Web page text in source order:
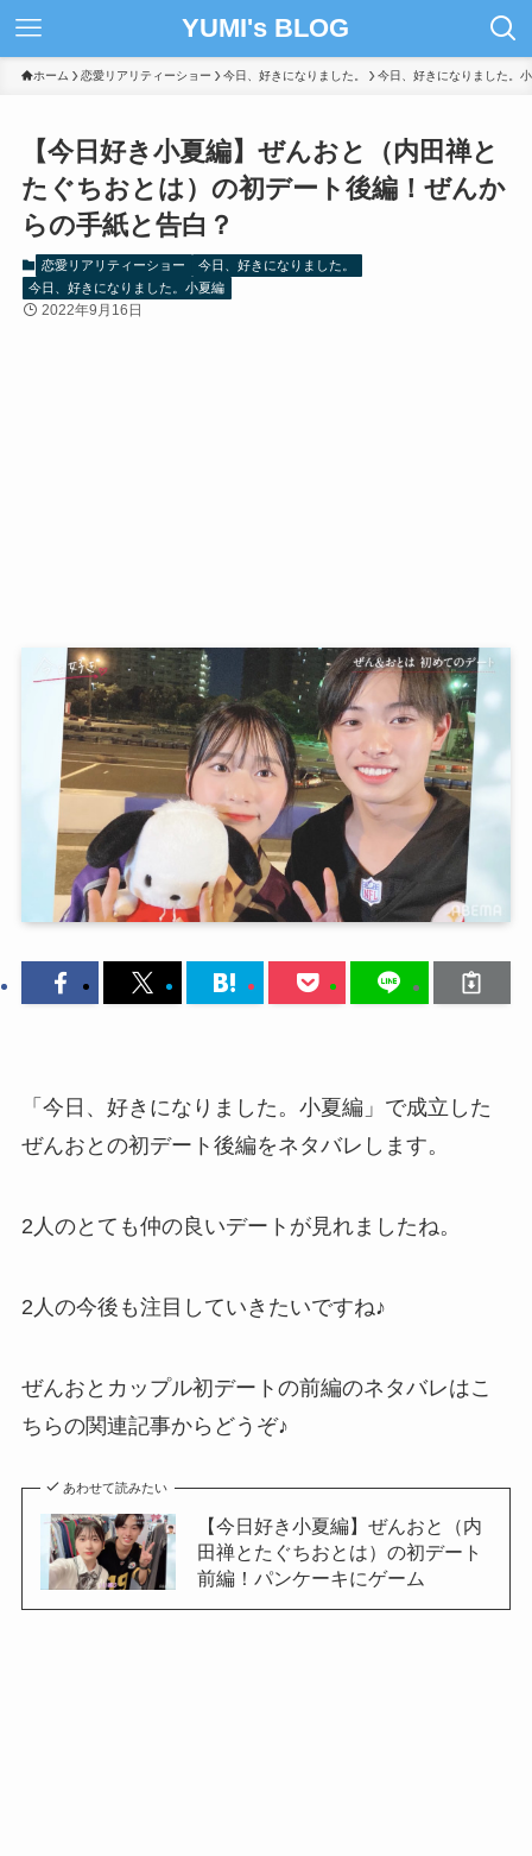
YUMI's BLOG
ホーム 恋愛リアリティーショー 今日、好きになりました。 今日、好きになりました。
【今日好き小夏編】ぜんおと（内田禅と
たぐちおとは）の初デート後編！ぜんか
らの手紙と告白？
恋愛リアリティーショー
今日、好きになりました。
今日、好きになりました。小夏編
2022年9月16日
「今日、好きになりました。小夏編」で成立した
ぜんおとの初デート後編をネタバレします。
2人のとても仲の良いデートが見れましたね。
2人の今後も注目していきたいですね♪
ぜんおとカップル初デートの前編のネタバレはこ
ちらの関連記事からどうぞ♪
あわせて読みたい
【今日好き小夏編】ぜんおと（内
田禅とたぐちおとは）の初デート
前編！パンケーキにゲーム